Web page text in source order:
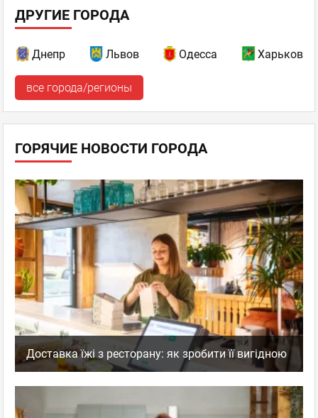
ДРУГИЕ ГОРОДА
Днепр Львов Одесса Харьков
все города/регионы
ГОРЯЧИЕ НОВОСТИ ГОРОДА
Доставка їжі з ресторану: як зробити її вигідною